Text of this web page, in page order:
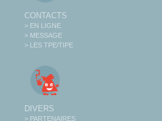
CONTACTS
> EN LIGNE
> MESSAGE
> LES TPE/TIPE
DIVERS
> PARTENAIRES